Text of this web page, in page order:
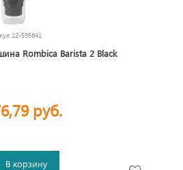
12-595641
Rombica Barista 2 Black
руб.
В корзину